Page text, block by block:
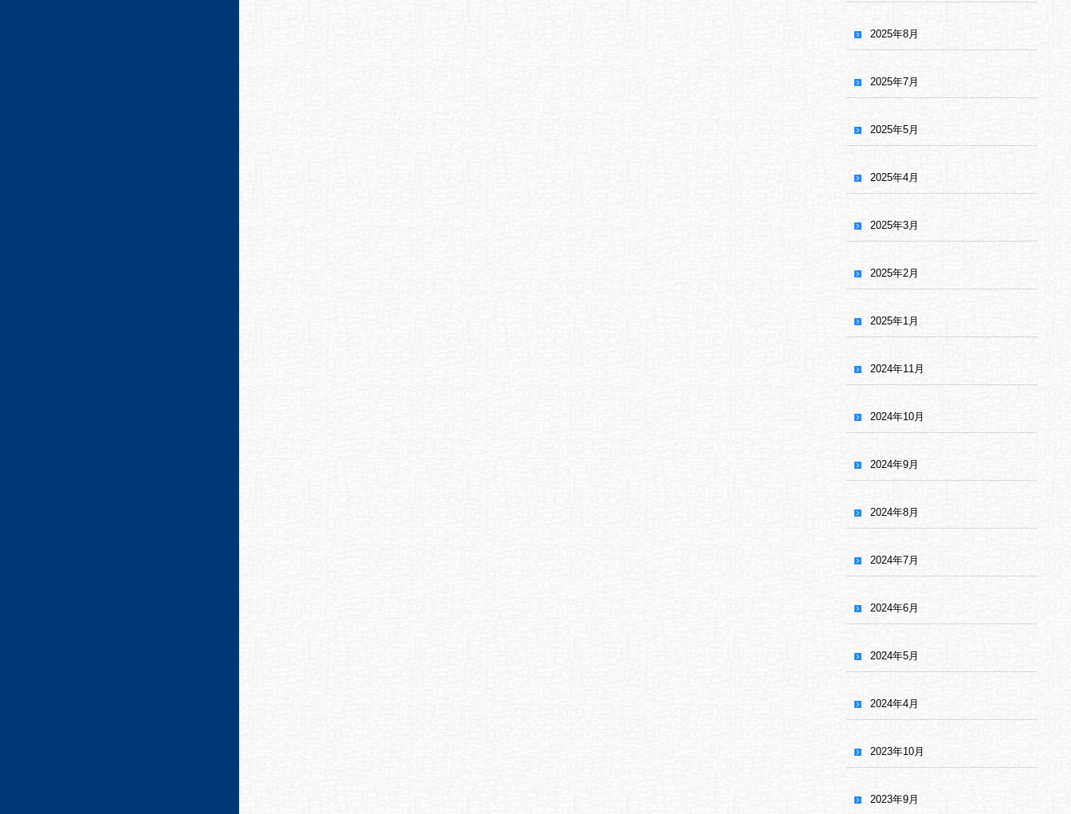
2025年8月
2025年7月
2025年5月
2025年4月
2025年3月
2025年2月
2025年1月
2024年11月
2024年10月
2024年9月
2024年8月
2024年7月
2024年6月
2024年5月
2024年4月
2023年10月
2023年9月